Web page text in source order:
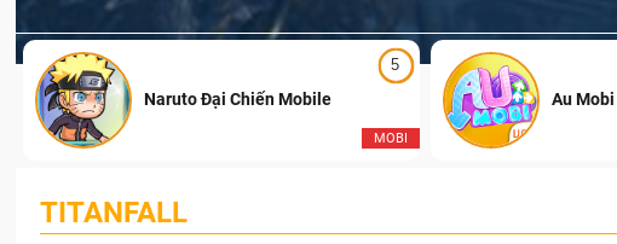
5
MOBI
Naruto Đại Chiến Mobile Au Mobi
TITANFALL